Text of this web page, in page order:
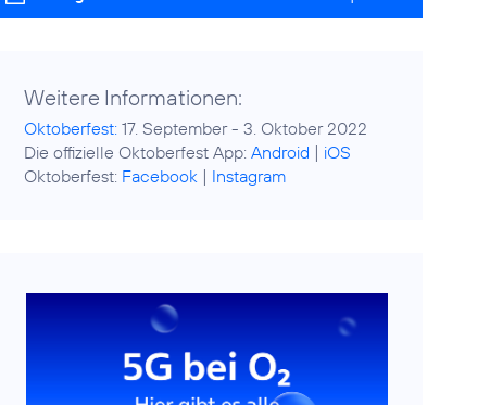
Weitere Informationen:
Oktoberfest: 17. September - 3. Oktober 2022
Die offizielle Oktoberfest App:Android | iOS
Oktoberfest: Facebook | Instagram